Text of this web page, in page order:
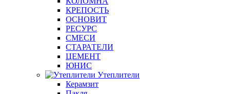
КРЕПОСТЬ
ОСНОВИТ
РЕСУРС
СМЕСИ
СТАРАТЕЛИ
ЦЕМЕНТ
ЮНИС
Утеплители
Керамзит